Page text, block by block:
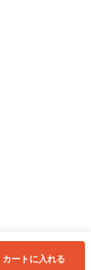
カートに入れる